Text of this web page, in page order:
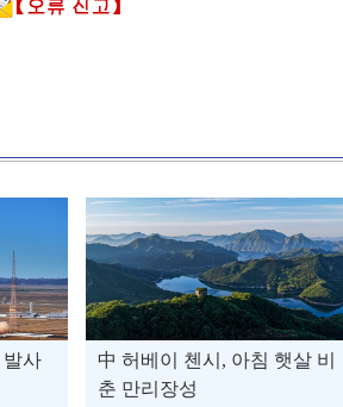
발사
中 허베이 첸시, 아침 햇살 비
춘 만리장성